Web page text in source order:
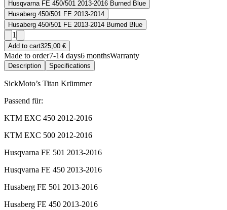
Husqvarna FE 450/501 2013-2016 Burned Blue
Husaberg 450/501 FE 2013-2014
Husaberg 450/501 FE 2013-2014 Burned Blue
1
Add to cart325,00 €
Made to order7-14 days6 monthsWarranty
Description Specifications
SickMoto’s Titan Krümmer
Passend für:
KTM EXC 450 2012-2016
KTM EXC 500 2012-2016
Husqvarna FE 501 2013-2016
Husqvarna FE 450 2013-2016
Husaberg FE 501 2013-2016
Husaberg FE 450 2013-2016